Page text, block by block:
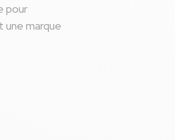
pour
une marque